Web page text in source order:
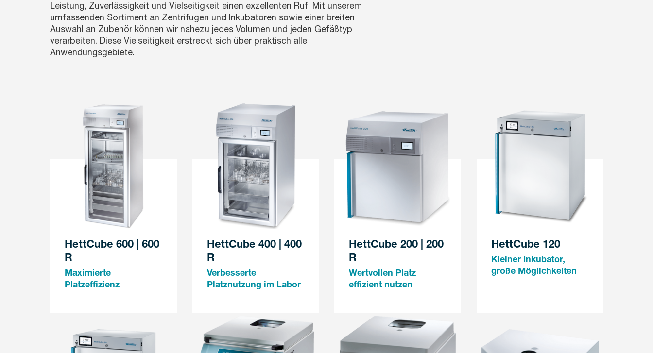
Leistung, Zuverlässigkeit und Vielseitigkeit einen exzellenten Ruf. Mit unserem
umfassenden Sortiment an Zentrifugen und Inkubatoren sowie einer breiten
Auswahl an Zubehör können wir nahezu jedes Volumen und jeden Gefäßtyp
verarbeiten. Diese Vielseitigkeit erstreckt sich über praktisch alle
Anwendungsgebiete.
HettCube 600 | 600
R
Maximierte
Platzeffizienz
HettCube 400 | 400
R
Verbesserte
Platznutzung im Labor
HettCube 200 | 200
R
Wertvollen Platz
effizient nutzen
HettCube 120
Kleiner Inkubator,
große Möglichkeiten